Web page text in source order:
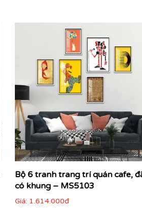
Bộ 6 tranh trang trí quán cafe,
có khung – MS5103
Giá: 1.614.000đ